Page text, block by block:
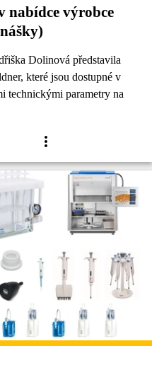
nabídce výrobce
Dolinová představila
které jsou dostupné v
technickými parametry na